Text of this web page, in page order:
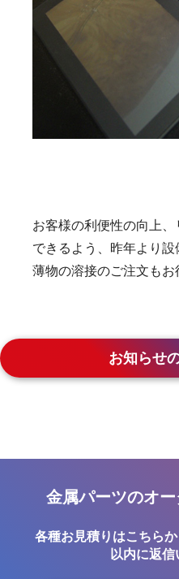
お客様の利便性の向上
できるよう、昨年より設
薄物の溶接のご注文もお
お知らせ
金属パーツのオ
各種お見積りはこちら
以内に返信